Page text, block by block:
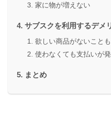
家に物が増えない
サブスクを利用するデメ
欲しい商品がないこと
使わなくても支払いが
まとめ